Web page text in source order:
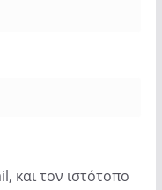
και τον ιστότοπο